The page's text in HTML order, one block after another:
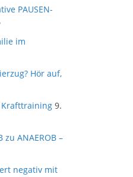
PAUSEN-
im
Hör auf,
9.
ANAEROB –
negativ mit